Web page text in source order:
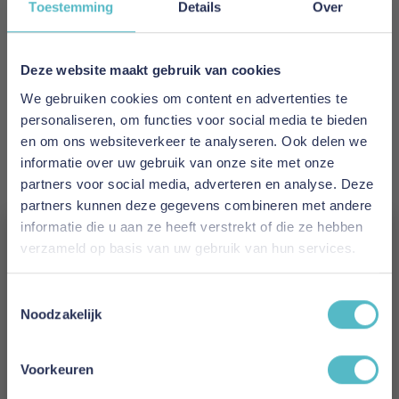
Toestemming Details Over
Deze website maakt gebruik van cookies
We gebruiken cookies om content en advertenties te
personaliseren, om functies voor social media te bieden
en om ons websiteverkeer te analyseren. Ook delen we
informatie over uw gebruik van onze site met onze
partners voor social media, adverteren en analyse. Deze
partners kunnen deze gegevens combineren met andere
informatie die u aan ze heeft verstrekt of die ze hebben
verzameld op basis van uw gebruik van hun services.
Noodzakelijk
Voorkeuren
EAN
5700111001952
Prijs
€ 1.988,00
Levertijd
2 tot 4 weken
Kleur
Model
E-mail